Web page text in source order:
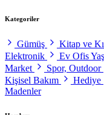
Kategoriler
Gümüş Kitap ve
Elektronik
Ev Ofis
Market
Spor, Outdoor
Kişisel Bakım
Hediye
Madenler